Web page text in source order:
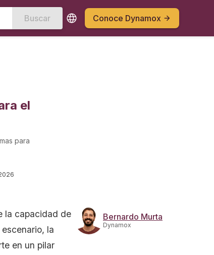
Buscar Conoce Dynamox
el
para
la capacidad de
la
en un pilar
Bernardo Murta
Dynamox